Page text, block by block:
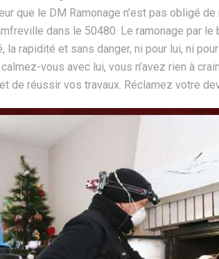
que le DM Ramonage n’est pas obligé
dans le 50480. Le ramonage par le
la rapidité et sans danger, ni pour lui, ni
vous avec lui, vous n’avez rien à
de réussir vos travaux. Réclamez votre